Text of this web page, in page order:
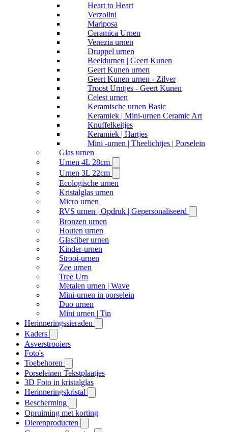
Heart to Heart
Verzolini
Mariposa
Ceramica Urnen
Venezia urnen
Druppel urnen
Beeldurnen | Geert Kunen
Geert Kunen urnen
Geert Kunen urnen - Zilver
Troost Urntjes - Geert Kunen
Celest urnen
Keramische urnen Basic
Keramiek | Mini-urnen Ceramic Art
Knuffelkeitjes
Keramiek | Hartjes
Mini -urnen | Theelichtjes | Porselein
Glas urnen
Urnen 4L 28cm
Urnen 3L 22cm
Ecologische urnen
Kristalglas urnen
Micro urnen
RVS urnen | Opdruk | Gepersonaliseerd
Bronzen urnen
Houten urnen
Glasfiber urnen
Kinder-urnen
Strooi-urnen
Zee urnen
Tree Urn
Metalen urnen | Wave
Mini-urnen in porselein
Duo urnen
Mini urnen | Tin
Herinneringssieraden
Kaders
Asverstrooiers
Foto's
Toebehoren
Porseleinen Tekstplaatjes
3D Foto in kristalglas
Herinneringskristal
Bescherming
Opruiming met korting
Dierenproducten